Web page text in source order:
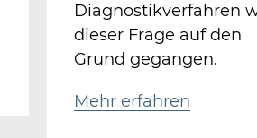
Diagnostikverfahren
dieser Frage auf den
Grund gegangen.
Mehr erfahren